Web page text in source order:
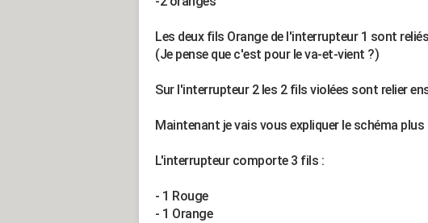
Les deux fils Orange de l'interrupteur 1 sont
(Je pense que c'est pour le va-et-vient ?)
Sur l'interrupteur 2 les 2 fils violées sont relier
Maintenant je vais vous expliquer le schéma
L'interrupteur comporte 3 fils :
- 1 Rouge
- 1 Orange